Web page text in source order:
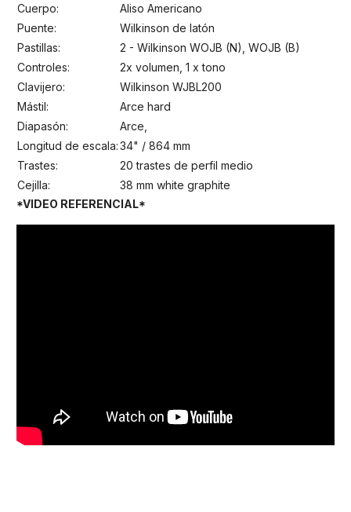
Cuerpo:
Aliso Americano
Puente:
Wilkinson de latón
Pastillas:
2 - Wilkinson WOJB (N), WOJB (B)
Controles:
2x volumen, 1 x tono
Clavijero:
Wilkinson WJBL200
Mástil:
Arce hard
Diapasón:
Arce,
Longitud de escala:34" / 864 mm
Trastes:
20 trastes de perfil medio
Cejilla:
38 mm white graphite
*VIDEO REFERENCIAL*